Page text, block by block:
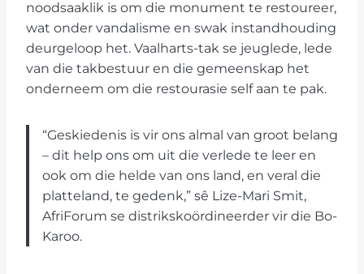
noodsaaklik is om die monument te restoureer,
wat onder vandalisme en swak instandhouding
deurgeloop het. Vaalharts-tak se jeuglede, lede
van die takbestuur en die gemeenskap het
onderneem om die restourasie self aan te pak.
“Geskiedenis is vir ons almal van groot belang
– dit help ons om uit die verlede te leer en
ook om die helde van ons land, en veral die
platteland, te gedenk,” sê Lize-Mari Smit,
AfriForum se distrikskoördineerder vir die Bo-
Karoo.